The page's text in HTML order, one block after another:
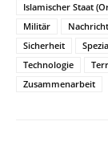
Islamischer Staat
Militär
Sicherheit
Technologie
Zusammenarbeit